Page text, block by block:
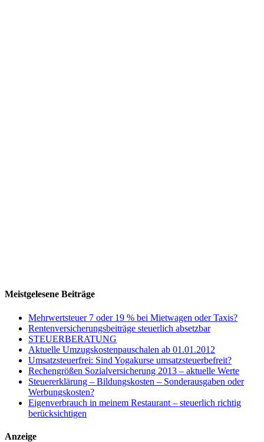
Meistgelesene Beiträge
Mehrwertsteuer 7 oder 19 % bei Mietwagen oder Taxis?
Rentenversicherungsbeiträge steuerlich absetzbar
STEUERBERATUNG
Aktuelle Umzugskostenpauschalen ab 01.01.2012
Umsatzsteuerfrei: Sind Yogakurse umsatzsteuerbefreit?
Rechengrößen Sozialversicherung 2013 – aktuelle Werte
Steuererklärung – Bildungskosten – Sonderausgaben oder
Werbungskosten?
Eigenverbrauch in meinem Restaurant – steuerlich richtig
berücksichtigen
Anzeige